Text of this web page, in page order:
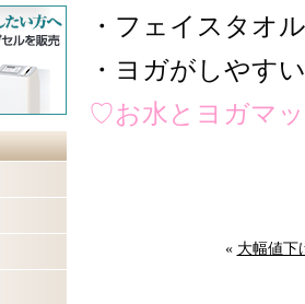
・フェイスタオ
・ヨガがしやす
♡お水とヨガマ
« 大幅値下